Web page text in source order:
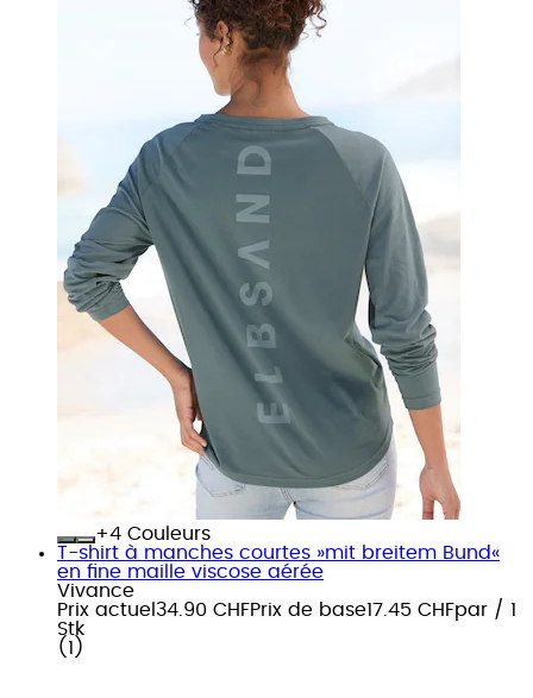
+
Couleurs
T-shirt à manches courtes »mit breitem Bund«
en fine maille viscose aérée
Vivance
Prix actuel 34.90 CHFPrix de base17.45 CHFpar / 1
Stk
( 1 )